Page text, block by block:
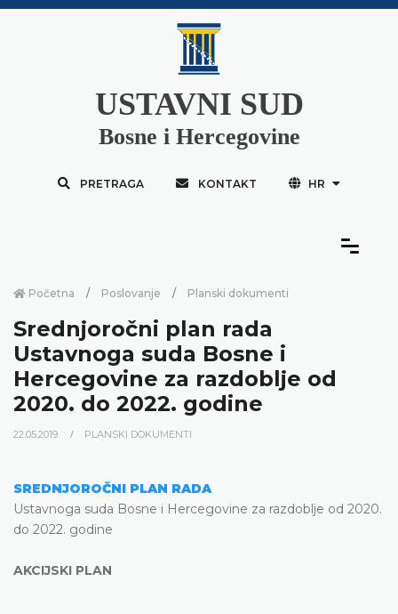
USTAVNI SUD
Bosne i Hercegovine
PRETRAGA KONTAKT HR
Početna Poslovanje Planski dokumenti
Srednjoročni plan rada
Ustavnoga suda Bosne i
Hercegovine za razdoblje od
2020. do 2022. godine
22.05.2019. PLANSKI DOKUMENTI
SREDNJOROČNI PLAN RADA
Ustavnoga suda Bosne i Hercegovine za razdoblje od 2020.
do 2022. godine
AKCIJSKI PLAN